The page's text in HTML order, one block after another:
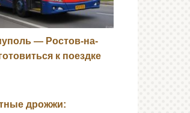
— Ростов-на-
к поездке
дрожжи: